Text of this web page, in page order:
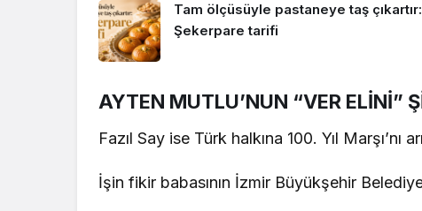
Tam ölçüsüyle pastaneye taş çıkartır:
Şekerpare tarifi
AYTEN MUTLU’NUN “VER ELİNİ”
Fazıl Say ise Türk halkına 100. Yıl Marşı’nı
İşin fikir babasının İzmir Büyükşehir